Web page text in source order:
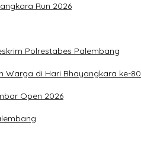
Run 2026
Polrestabes Palembang
Warga di Hari Bhayangkara ke-80
Open 2026